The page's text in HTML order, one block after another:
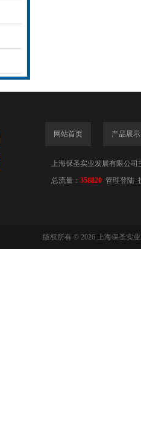
网站首页 产品展示
上海保圣实业发展有限公司
总流量： 358820 管理登陆
版权所有 © 2026 上海保圣实